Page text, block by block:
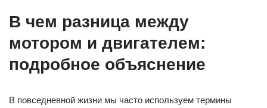
Оба эти термина обозначают устройства, использующиеся
для преобразования различных форм энергии в
механическую. Однако, принципы работы они имеют
разные и использование каждого зависит от различных